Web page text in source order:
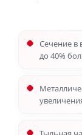
Сечение в
до 40%